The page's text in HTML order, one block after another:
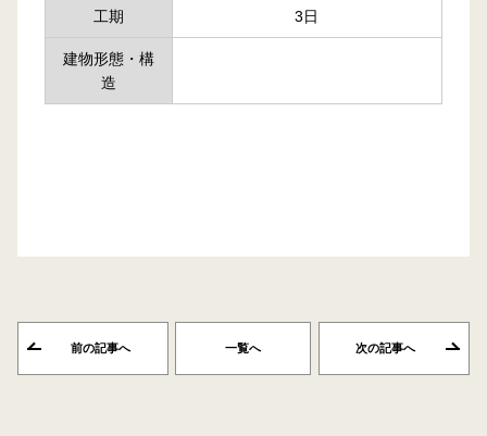
工期 3日
建物形態・構
造
前の記事へ 一覧へ 次の記事へ